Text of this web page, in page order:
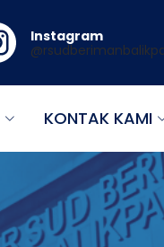
Instagram
KONTAK KAMI